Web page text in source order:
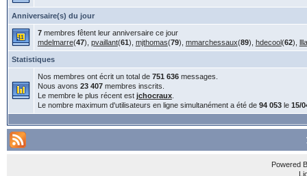
Anniversaire(s) du jour
7membres fêtent leur anniversaire ce jour
mdelmarre(47), pvaillant(61), mjthomas(79), mmarchessaux(89), hdecool(62),
Statistiques
Nos membres ont écrit un total de 751 636messages.
Nous avons 23 407membres inscrits.
Le membre le plus récent est jchocraux.
Le nombre maximum d'utilisateurs en ligne simultanément a été de 94 053le 15/
Powered